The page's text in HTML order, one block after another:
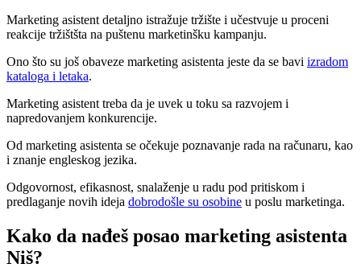
Marketing asistent detaljno istražuje tržište i učestvuje u proceni
reakcije tržištšta na puštenu marketinšku kampanju.
Ono što su još obaveze marketing asistenta jeste da se bavi izradom
kataloga i letaka.
Marketing asistent treba da je uvek u toku sa razvojem i
napredovanjem konkurencije.
Od marketing asistenta se očekuje poznavanje rada na računaru, kao
i znanje engleskog jezika.
Odgovornost, efikasnost, snalaženje u radu pod pritiskom i
predlaganje novih ideja dobrodošle su osobine u poslu marketinga.
Kako da nađeš posao marketing asistenta
Niš?